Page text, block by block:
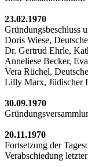
23.02.1970
Gründungsbeschluss
Doris Wiese,
Dr. Gertrud Ehrle,
Anneliese Becker,
Vera Rüchel,
Lilly Marx, Jüdischer
30.09.1970
20.11.1970
Fortsetzung der
Verabschiedung